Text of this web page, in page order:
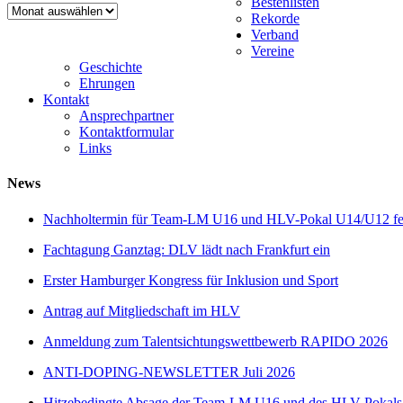
Newsarchiv
Rekorde
Verband
Vereine
Geschichte
Ehrungen
Kontakt
Ansprechpartner
Kontaktformular
Links
News
Nachholtermin für Team-LM U16 und HLV-Pokal U14/U12
Fachtagung Ganztag: DLV lädt nach Frankfurt ein
Erster Hamburger Kongress für Inklusion und Sport
Antrag auf Mitgliedschaft im HLV
Anmeldung zum Talentsichtungswettbewerb RAPIDO 2026
ANTI-DOPING-NEWSLETTER Juli 2026